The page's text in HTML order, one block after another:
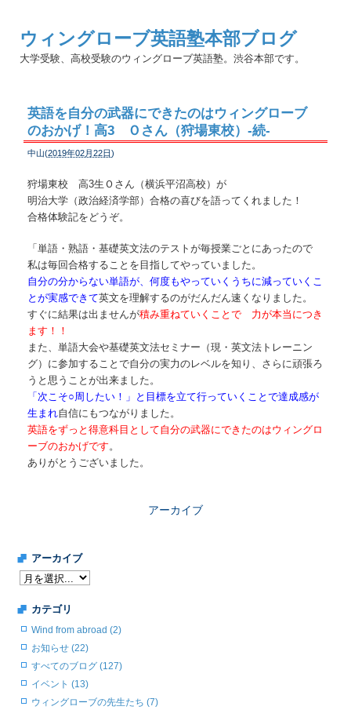
ウィングローブ英語塾本部ブログ
大学受験、高校受験のウィングローブ英語塾。渋谷本部です。
英語を自分の武器にできたのはウィングローブ
のおかげ！高3 Ｏさん（狩場東校）-続-
中山(2019年02月22日)
狩場東校 高3生Ｏさん（横浜平沼高校）が
明治大学（政治経済学部）合格の喜びを語ってくれました！
合格体験記をどうぞ。
「単語・熟語・基礎英文法のテストが毎授業ごとにあったので
私は毎回合格することを目指してやっていました。
自分の分からない単語が、何度もやっていくうちに減っていくこ
とが実感できて英文を理解するのがだんだん速くなりました。
すぐに結果は出ませんが積み重ねていくことで 力が本当につき
ます！！
また、単語大会や基礎英文法セミナー（現・英文法トレーニン
グ）に参加することで自分の実力のレベルを知り、さらに頑張ろ
うと思うことが出来ました。
「次こそ○周したい！」と目標を立て行っていくことで達成感が
生まれ自信にもつながりました。
英語をずっと得意科目として自分の武器にできたのはウィングロ
ーブのおかげです。
ありがとうございました。
アーカイブ
アーカイブ
カテゴリ
Wind from abroad (2)
お知らせ (22)
すべてのブログ (127)
イベント (13)
ウィングローブの先生たち (7)